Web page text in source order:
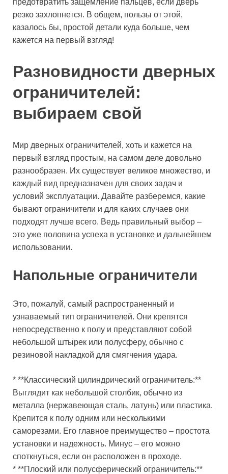
предотвратить защемление пальцев, если дверь
резко захлопнется. В общем, пользы от этой,
казалось бы, простой детали куда больше, чем
кажется на первый взгляд!
Разновидности дверных
ограничителей:
выбираем свой
Мир дверных ограничителей, хоть и кажется на
первый взгляд простым, на самом деле довольно
разнообразен. Их существует великое множество, и
каждый вид предназначен для своих задач и
условий эксплуатации. Давайте разберемся, какие
бывают ограничители и для каких случаев они
подходят лучше всего. Ведь правильный выбор –
это уже половина успеха в установке и дальнейшем
использовании.
Напольные ограничители
Это, пожалуй, самый распространенный и
узнаваемый тип ограничителей. Они крепятся
непосредственно к полу и представляют собой
небольшой штырек или полусферу, обычно с
резиновой накладкой для смягчения удара.
* **Классический цилиндрический ограничитель:**
Выглядит как небольшой столбик, обычно из
металла (нержавеющая сталь, латунь) или пластика.
Крепится к полу одним или несколькими
саморезами. Его главное преимущество – простота
установки и надежность. Минус – его можно
споткнуться, если он расположен в проходе.
* **Плоский или полусферический ограничитель:**